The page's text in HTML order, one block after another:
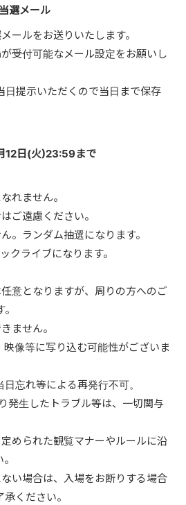
選メール
ールをお送りいたします。
が受付可能なメール設定をお願いし
日提示いただくので当日まで保存
12日(火)23:59まで
れません。
ご遠慮ください。
。ランダム抽選になります。
クライブになります。
意となりますが、周りの方へのご
ません。
映像等に写り込む可能性がございま
日忘れ等による再発行不可。
発生したトラブル等は、一切関与
められた観覧マナーやルールに沿
い場合は、入場をお断りする場合
ください。